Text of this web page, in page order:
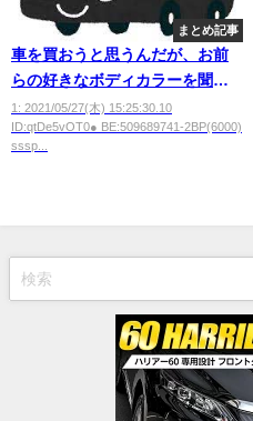
まとめ記事
車を買おうと思うんだが、お前
らの好きなボディカラーを聞き
たい
1: 2021/05/27(木) 15:25:30.10
ID:qtDe5vOT0● BE:509689741-2BP(6000)
sssp...